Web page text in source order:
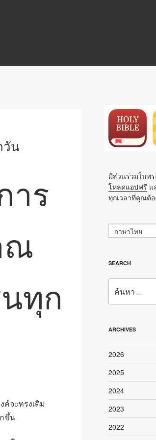
น
าร
ณ
ทุก
ค์จะทรงเติม
ขึ้น
มีส่วนร่วมในพ
โหลดแอปฟรี แ
ทุกเวลาที่คุณต้อ
ภาษาไทย
SEARCH
ARCHIVES
2026
2025
2024
2023
2022